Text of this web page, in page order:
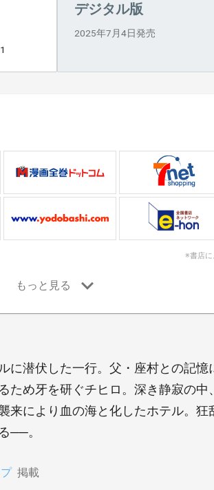
デジタル版
2025年7月4日発売
※書店に
に潜伏した一行。父・座村との記
ため牙を研ぐチヒロ。深き静寂の
来により血の海と化したホテル。
──。
掲載